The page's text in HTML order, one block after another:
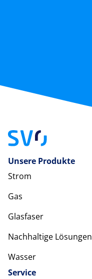
Unsere Produkte
Strom
Gas
Glasfaser
Nachhaltige Lösungen
Wasser
Service